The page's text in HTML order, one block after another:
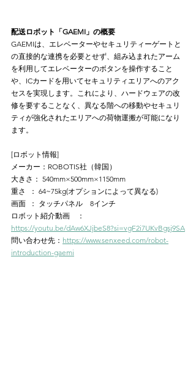
配送ロボット「GAEMI」の概要
GAEMIは、エレベーターやセキュリティーゲートと
の直接的な連携を必要とせず、組み込まれたアーム
を利用してエレベーターのボタンを操作すること
や、ICカードを用いてセキュリティエリアへのアク
セスを実現します。これにより、ハードウェアの改
修を要することなく、異なる階への移動やセキュリ
ティが強化されたエリアへの荷物運搬が可能になり
ます。
[ロボット情報]
メーカー：ROBOTIS社（韓国）
⼤きさ： 540mm×500mm×1150mm
重さ  ： 64~75kg(オプションによって異なる)
画⾯  ： タッチパネル　8インチ
ロボット紹介動画　：
https://youtu.be/dAw6XJjbeS8?si=vgF2i7UKvBgsj9SA
問い合わせ先： https://www.senxeed.com/robot-
introduction-gaemi